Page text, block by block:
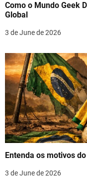
Como o Mundo Geek
Global
3 de June de 2026
Entenda os motivos
3 de June de 2026